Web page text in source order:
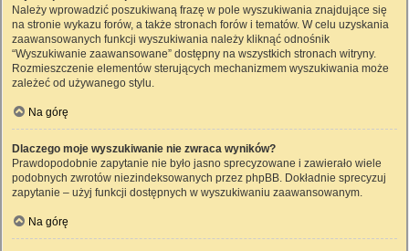
Należy wprowadzić poszukiwaną frazę w pole wyszukiwania znajdujące się
na stronie wykazu forów, a także stronach forów i tematów. W celu uzyskania
zaawansowanych funkcji wyszukiwania należy kliknąć odnośnik
“Wyszukiwanie zaawansowane” dostępny na wszystkich stronach witryny.
Rozmieszczenie elementów sterujących mechanizmem wyszukiwania może
zależeć od używanego stylu.
Na górę
Dlaczego moje wyszukiwanie nie zwraca wyników?
Prawdopodobnie zapytanie nie było jasno sprecyzowane i zawierało wiele
podobnych zwrotów niezindeksowanych przez phpBB. Dokładnie sprecyzuj
zapytanie – użyj funkcji dostępnych w wyszukiwaniu zaawansowanym.
Na górę